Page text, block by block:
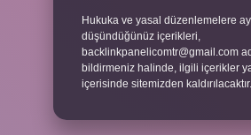
Hukuka ve yasal düzenlemelere
düşündüğünüz içerikleri,
backlinkpanelicomtr@gmail.com
bildirmeniz halinde, ilgili içerikler
içerisinde sitemizden kaldırılacaktır.